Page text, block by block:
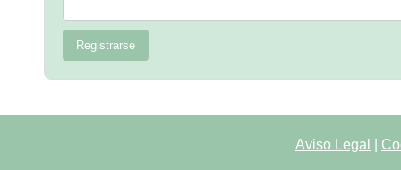
Registrarse
Aviso Legal